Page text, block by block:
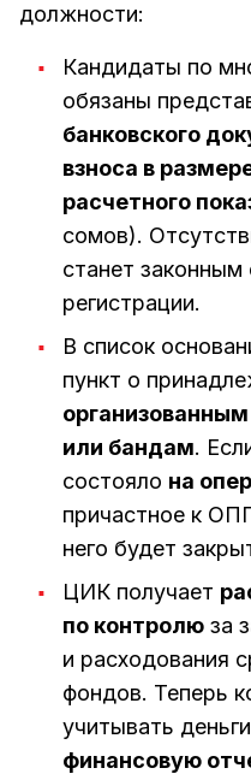
должности:
Кандидаты по
обязаны
банковского
взноса в
расчетного
сомов).
станет законным
регистрации.
В список
пункт о
или бандам.
состояло на
причастное к
него будет
ЦИК получает
по контролю за
и расходования
фондов. Теперь
учитывать
финансовую